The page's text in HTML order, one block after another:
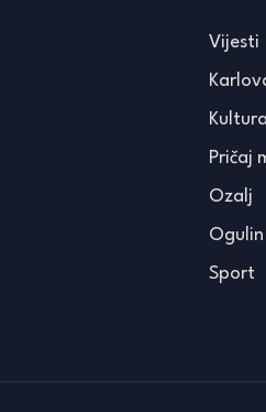
Vijesti
Kultura
Pričaj
Ozalj
Ogulin
Sport